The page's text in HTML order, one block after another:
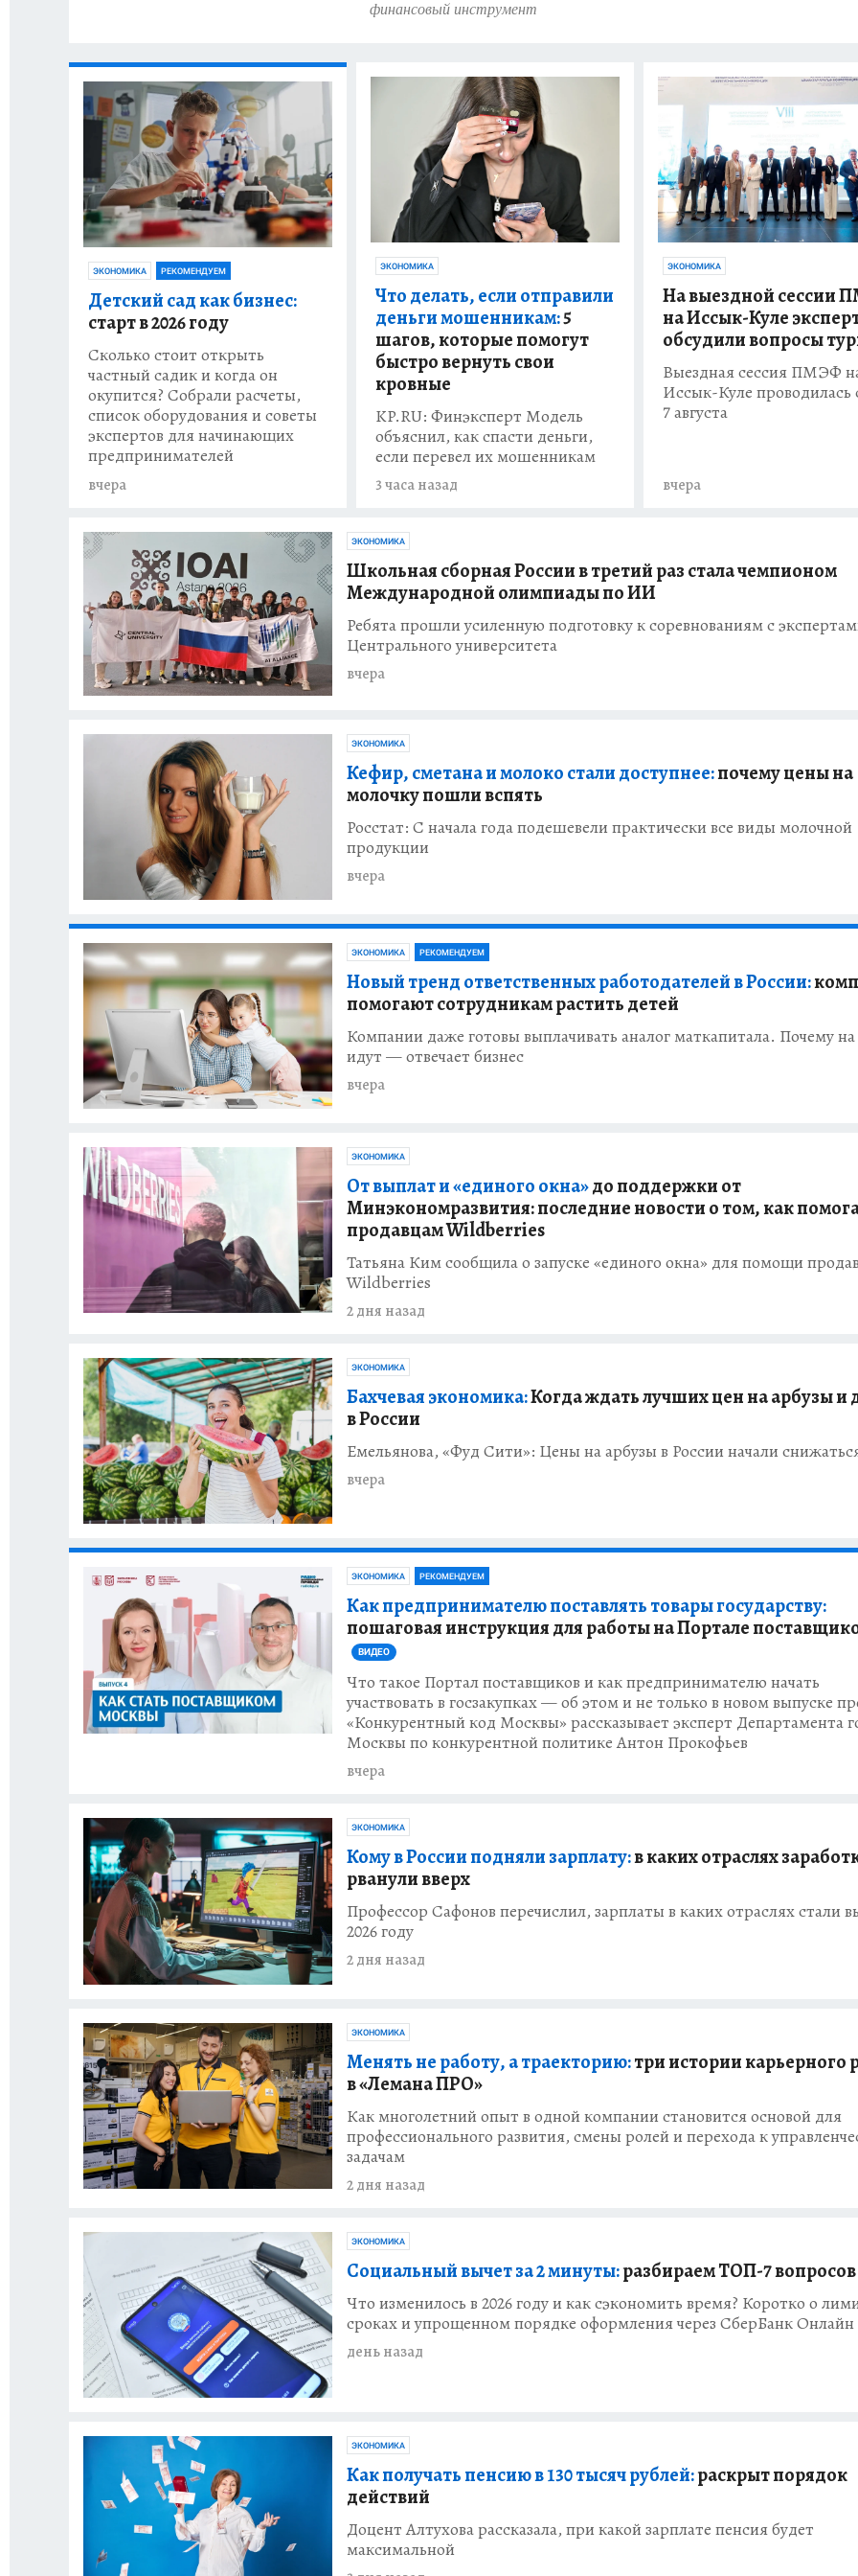
финансовый инструмент
ЭКОНОМИКА РЕКОМЕНДУЕМ
Детский сад как бизнес:
старт в 2026 году
Сколько стоит открыть
частный садик и когда он
окупится? Собрали расчеты,
список оборудования и советы
экспертов для начинающих
предпринимателей
вчера
ЭКОНОМИКА
Что делать, если отправили
деньги мошенникам:5
шагов, которые помогут
быстро вернуть свои
кровные
KP.RU: Финэксперт Модель
объяснил, как спасти деньги,
если перевел их мошенникам
3 часа назад
ЭКОНОМИКА
На выездной сессии
на Иссык-Куле
обсудили вопросы
Выездная сессия ПМЭФ
Иссык-Куле проводилась
7 августа
вчера
ЭКОНОМИКА
Школьная сборная России в третий раз стала чемпионом
Международной олимпиады по ИИ
Ребята прошли усиленную подготовку к соревнованиям с
Центрального университета
вчера
ЭКОНОМИКА
Кефир, сметана и молоко стали доступнее:почему цены на
молочку пошли вспять
Росстат: С начала года подешевели практически все виды молочной
продукции
вчера
ЭКОНОМИКА РЕКОМЕНДУЕМ
Новый тренд ответственных работодателей в России:
помогают сотрудникам растить детей
Компании даже готовы выплачивать аналог маткапитала. Почему на
идут — отвечает бизнес
вчера
ЭКОНОМИКА
От выплат и «единого окна»до поддержки от
Минэкономразвития: последние новости о том, как
продавцам Wildberries
Татьяна Ким сообщила о запуске «единого окна» для помощи
Wildberries
2 дня назад
ЭКОНОМИКА
Бахчевая экономика:Когда ждать лучших цен на арбузы и
в России
Емельянова, «Фуд Сити»: Цены на арбузы в России начали
вчера
ЭКОНОМИКА РЕКОМЕНДУЕМ
Как предпринимателю поставлять товары государству:
пошаговая инструкция для работы на Портале
ВИДЕО
Что такое Портал поставщиков и как предпринимателю начать
участвовать в госзакупках — об этом и не только в новом выпуске
«Конкурентный код Москвы» рассказывает эксперт Департамента
Москвы по конкурентной политике Антон Прокофьев
вчера
ЭКОНОМИКА
Кому в России подняли зарплату:в каких отраслях
рванули вверх
Профессор Сафонов перечислил, зарплаты в каких отраслях стали
2026 году
2 дня назад
ЭКОНОМИКА
Менять не работу, а траекторию:три истории карьерного
в «Лемана ПРО»
Как многолетний опыт в одной компании становится основой для
профессионального развития, смены ролей и перехода к
задачам
2 дня назад
ЭКОНОМИКА
Социальный вычет за 2 минуты:разбираем ТОП-7 вопросов
Что изменилось в 2026 году и как сэкономить время? Коротко о
сроках и упрощенном порядке оформления через СберБанк Онлайн
день назад
ЭКОНОМИКА
Как получать пенсию в 130 тысяч рублей:раскрыт порядок
действий
Доцент Алтухова рассказала, при какой зарплате пенсия будет
максимальной